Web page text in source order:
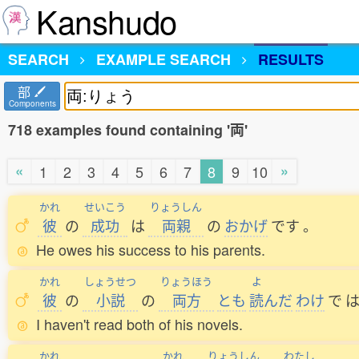
Kanshudo
SEARCH
EXAMPLE SEARCH RESULTS
部
Components
718 examples found containing '両'
«
1 2 3 4 5 6 7 8 9 10 »
かれ
彼 の
せいこう
成功 は
りょうしん
両親 の おかげです。
He owes his success to his parents.
かれ
彼 の
しょうせつ
小説 の
りょうほう
両方 とも
よ
読んだ わけ で は
I haven't read both of his novels.
かれ かれ りょうしん わたし